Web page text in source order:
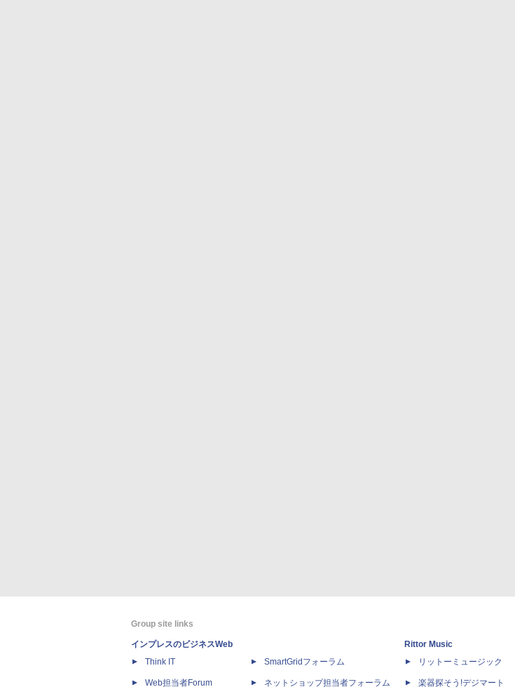
Group site links
インプレスのビジネスWeb
Think IT
Web担当者Forum
SmartGridフォーラム
ネットショップ担当者フォーラム
Rittor Music
リットーミュージック
楽器探そう!デジマート